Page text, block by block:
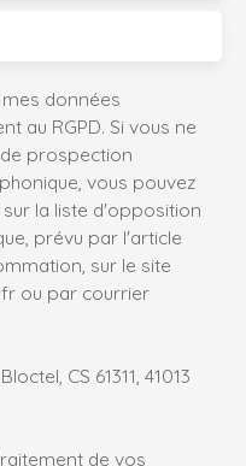
données
au RGPD. Si vous ne
prospection
vous pouvez
la liste d'opposition
prévu par l'article
sur le site
ou par courrier
CS 61311, 41013
de vos